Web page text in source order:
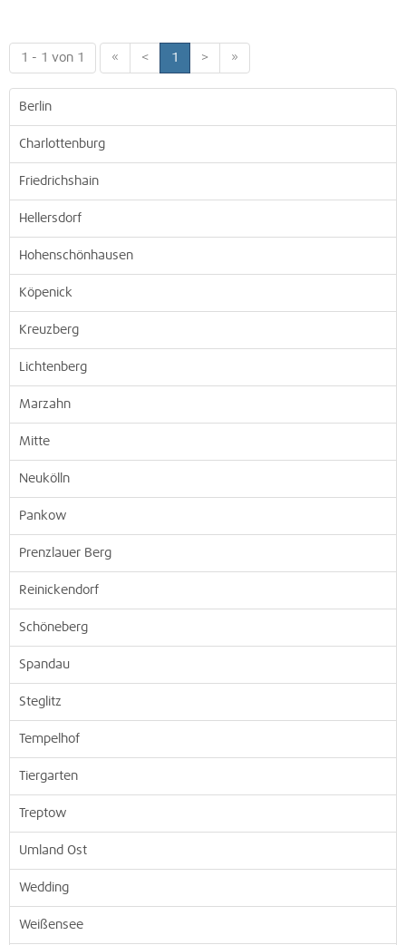
1 - 1 von 1 « < 1 > »
Berlin
Charlottenburg
Friedrichshain
Hellersdorf
Hohenschönhausen
Köpenick
Kreuzberg
Lichtenberg
Marzahn
Mitte
Neukölln
Pankow
Prenzlauer Berg
Reinickendorf
Schöneberg
Spandau
Steglitz
Tempelhof
Tiergarten
Treptow
Umland Ost
Wedding
Weißensee